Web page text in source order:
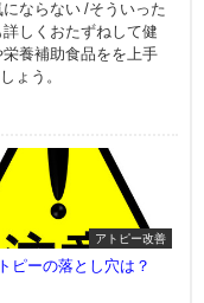
ならない /そういった
しくおたずねして健
養補助食品をを上手
ょう。
アトピー改善
ピーの落とし穴は？